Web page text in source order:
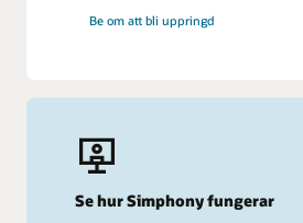
Be om att bli uppringd
Se hur Simphony fungerar